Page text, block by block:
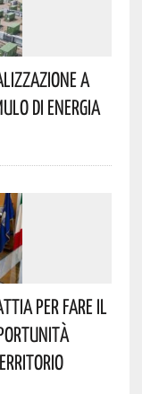
A
Di Energia
Per Fare Il